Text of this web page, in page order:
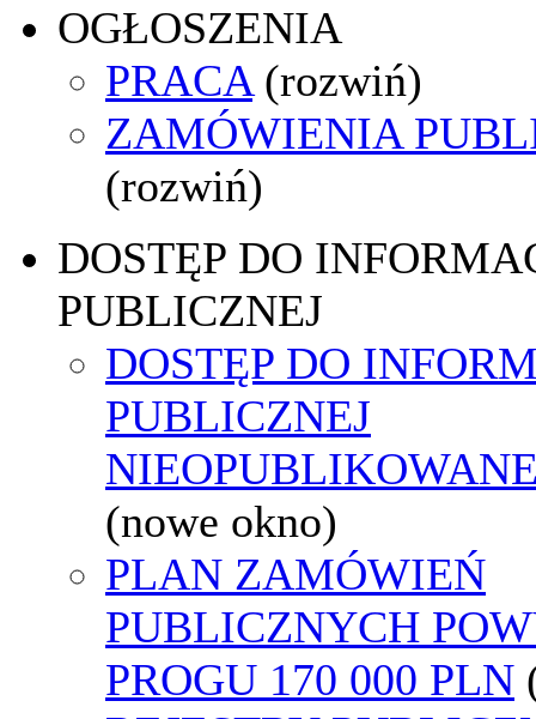
OGŁOSZENIA
PRACA (rozwiń)
ZAMÓWIENIA
(rozwiń)
DOSTĘP DO
PUBLICZNEJ
DOSTĘP DO
PUBLICZNEJ
(nowe okno)
PLAN ZAMÓWIEŃ
PUBLICZNYCH
PROGU 170 000 PLN